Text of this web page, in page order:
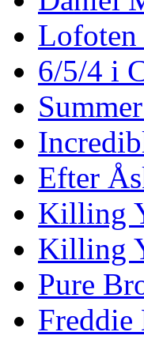
Lofoten
6/5/4 i
Efter
Killing
Killing
Pure